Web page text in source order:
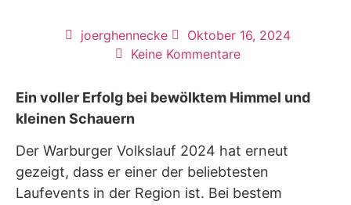
joerghennecke
Oktober 16, 2024
Keine Kommentare
Ein voller Erfolg bei bewölktem Himmel und
kleinen Schauern
Der Warburger Volkslauf 2024 hat erneut
gezeigt, dass er einer der beliebtesten
Laufevents in der Region ist. Bei bestem